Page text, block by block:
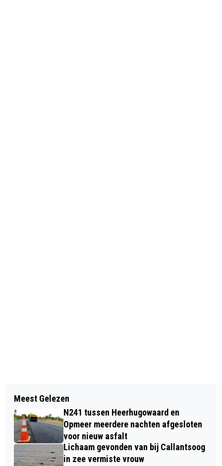
HUWELIJKSAANZOEK VOOR BANDLID
GOLDBAND TIJDENS UITVERKOCHT
CONCERT IN PODIUM VICTORIE
STEUN VOOR CULTURELE
INSTELLINGEN IN ALKMAAR,
HAARLEM, HAARLEMMERMEER EN
ZANDVOORT
Meest Gelezen
N241 tussen Heerhugowaard en
Opmeer meerdere nachten afgesloten
voor nieuw asfalt
Lichaam gevonden van bij Callantsoog
in zee vermiste vrouw